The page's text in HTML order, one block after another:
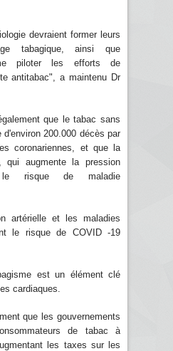
devraient former leurs
tabagique, ainsi que
piloter les efforts de
antitabac", a maintenu Dr
que le tabac sans
200.000 décès par
coronariennes, et que la
qui augmente la pression
le risque de maladie
artérielle et les maladies
le risque de COVID -19
est un élément clé
cardiaques.
que les gouvernements
de tabac à
les taxes sur les